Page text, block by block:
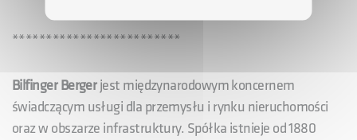
*************************
Bilfinger Bergerjest międzynarodowym koncernem
świadczącym usługi dla przemysłu i rynku nieruchomości
oraz w obszarze infrastruktury. Spółka istnieje od 1880